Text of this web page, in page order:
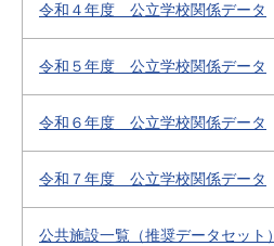
令和４年度 公立学校関係データ
令和５年度 公立学校関係データ
令和６年度 公立学校関係データ
令和７年度 公立学校関係データ
公共施設一覧（推奨データセット）